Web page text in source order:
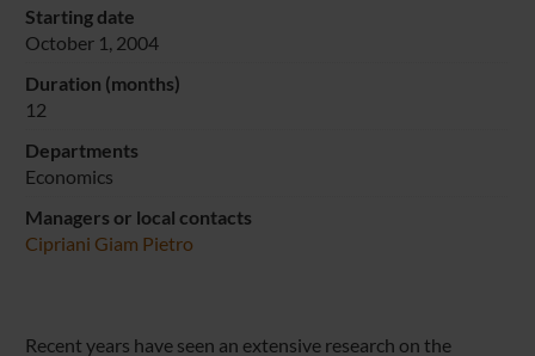
Starting date
October 1, 2004
Duration (months)
12
Departments
Economics
Managers or local contacts
Cipriani Giam Pietro
Recent years have seen an extensive research on the